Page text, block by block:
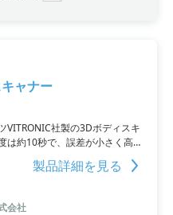
ャナー
VITRONIC社製の3Dボディスキ
は約10秒で、誤差が小さく高精
1レーザーを使用しており、安
ざまな用途に対応し、採寸や設
製品詳細を見る
会社